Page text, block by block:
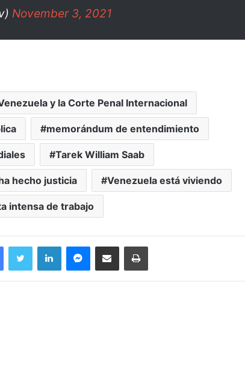
November 3, 2021
y la Corte Penal Internacional
memorándum de entendimiento
Tarek William Saab
hecho justicia Venezuela está viviendo
intensa de trabajo
FacebookTwitter LinkedInMessengerCompartir por correo electrónicoImprimir